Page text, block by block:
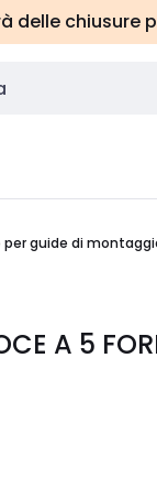
delle chiusure
per guide di
A 5